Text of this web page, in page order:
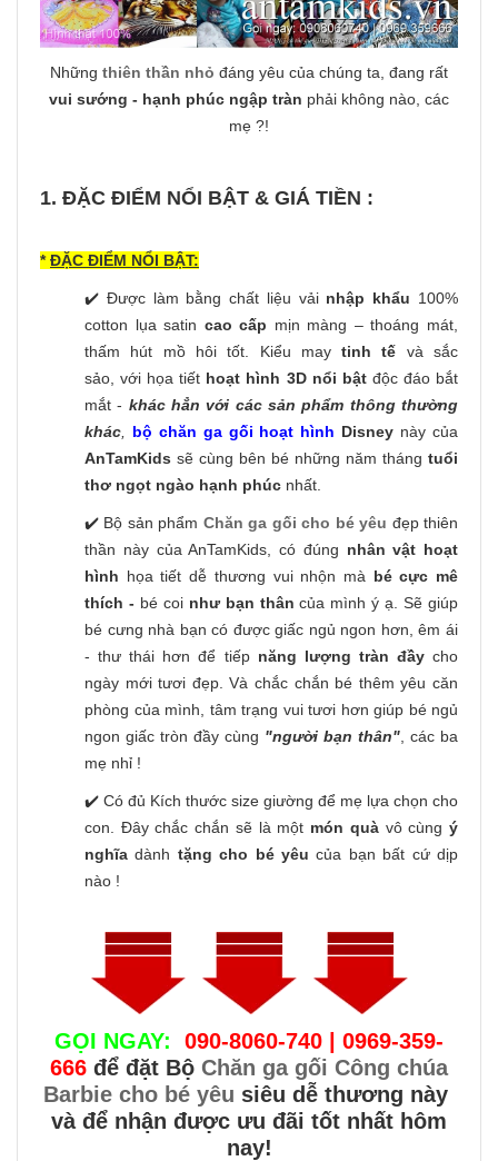
Những thiên thần nhỏ đáng yêu của chúng ta, đang rất
vui sướng - hạnh phúc ngập tràn phải không nào, các
mẹ ?!
1. ĐẶC ĐIỂM NỔI BẬT & GIÁ TIỀN :
*ĐẶC ĐIỂM NỔI BẬT:
✔️ Được làm bằng chất liệu vải nhập khẩu 100%
cotton lụa satin cao cấp mịn màng – thoáng mát,
thấm hút mồ hôi tốt. Kiểu maytinh tế và sắc
sảo, với họa tiết hoạt hình 3D nổi bật độc đáo bắt
mắt - khác hẳn với các sản phẩm thông thường
khác
bộ chăn ga gối hoạt hình Disney này của
AnTamKids sẽ cùng bên bé những năm tháng tuổi
thơ ngọt ngào hạnh phúc nhất.
✔️ Bộ sản phẩm Chăn ga gối cho bé yêu đẹp thiên
thần này của AnTamKids, có đúng nhân vật hoạt
hình họa tiết dễ thương vui nhộn mà bé cực mê
thích - bé coi như bạn thâncủa mình ý ạ. Sẽ giúp
bé cưng nhà bạn có được giấc ngủ ngon hơn, êm ái
- thư thái hơn để tiếp năng lượng tràn đầycho
ngày mới tươi đẹp. Và chắc chắn bé thêm yêu căn
phòng của mình, tâm trạng vui tươi hơn giúp bé ngủ
ngon giấc tròn đầy cùng "người bạn thân" , các ba
mẹ nhỉ !
✔️ Có đủ Kích thước size giường để mẹ lựa chọn cho
con. Đây chắc chắn sẽ là một món quàvô cùngý
nghĩadành tặng cho bé yêu của bạn bất cứ dịp
nào !
GỌI NGAY:
090-8060-740 | 0969-359-
666 để đặt Bộ Chăn ga gối Công chúa
Barbie cho bé yêu siêu dễ thương này
và để nhận được ưu đãi tốt nhất hôm
nay!